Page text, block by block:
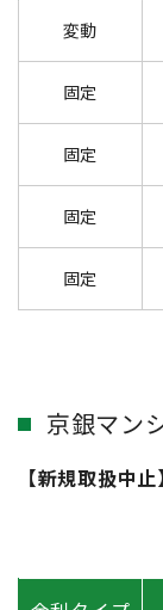
変動
固定
固定
固定
固定
京銀マン
【新規取扱中止】